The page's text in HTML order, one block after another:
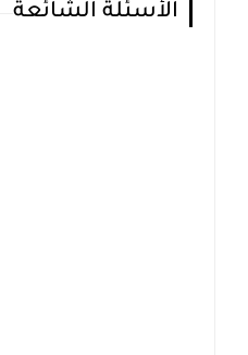
الأسئلة الشائعة